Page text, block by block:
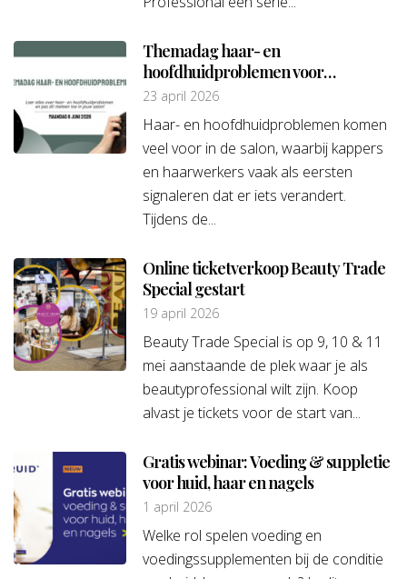
Themadag haar- en
hoofdhuidproblemen voor
professionals
23 april 2026
Haar- en hoofdhuidproblemen komen
veel voor in de salon, waarbij kappers
en haarwerkers vaak als eersten
signaleren dat er iets verandert.
Tijdens de...
Online ticketverkoop Beauty Trade
Special gestart
19 april 2026
Beauty Trade Special is op 9, 10 & 11
mei aanstaande de plek waar je als
beautyprofessional wilt zijn. Koop
alvast je tickets voor de start van...
Gratis webinar: Voeding & suppletie
voor huid, haar en nagels
1 april 2026
Welke rol spelen voeding en
voedingssupplementen bij de conditie